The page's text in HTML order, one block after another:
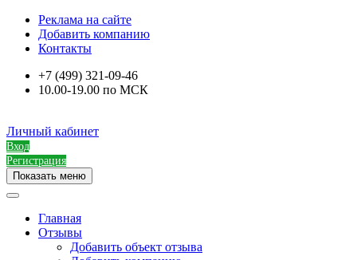
Реклама на сайте
Добавить компанию
Контакты
+7 (499) 321-09-46
10.00-19.00 по МСК
Личный кабинет
Вход
Регистрация
Показать меню
Главная
Отзывы
Добавить объект отзыва